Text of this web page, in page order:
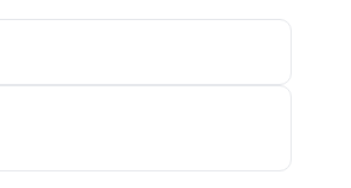
norų
sąrašą